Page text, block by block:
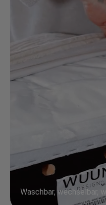
Waschbar, wechselbar,